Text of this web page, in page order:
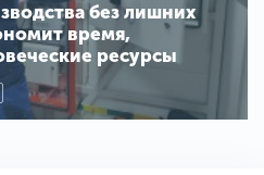
без лишних
время,
ресурсы